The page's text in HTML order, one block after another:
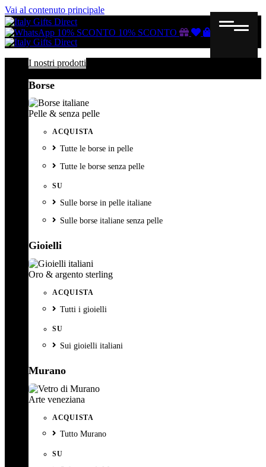
Vai al contenuto principale
10% SCONTO 10% SCONTO
Buono
ListaCarrello
I nostri prodotti
Borse
Pelle & senza pelle
ACQUISTA
Tutte le borse in pelle
Tutte le borse senza pelle
SU
Sulle borse in pelle italiane
Sulle borse italiane senza pelle
Gioielli
Oro & argento sterling
ACQUISTA
Tutti i gioielli
SU
Sui gioielli italiani
Murano
Arte veneziana
ACQUISTA
Tutto Murano
SU